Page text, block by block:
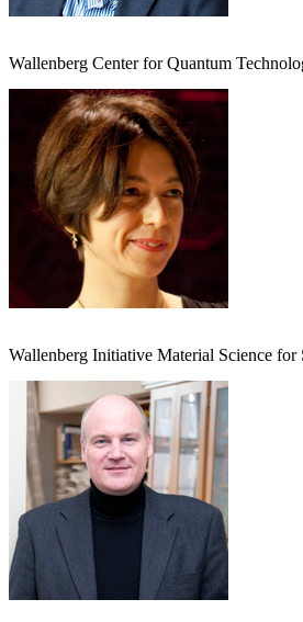
Wallenberg Center for Quantum
Wallenberg Initiative Material Science